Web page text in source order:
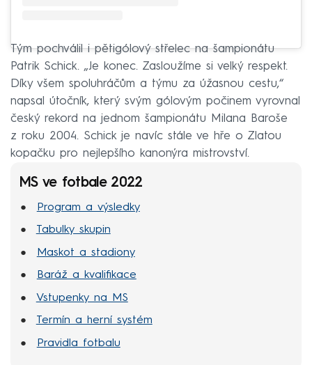
Tým pochválil i pětigólový střelec na šampionátu
Patrik Schick. „Je konec. Zasloužíme si velký respekt.
Díky všem spoluhráčům a týmu za úžasnou cestu,“
napsal útočník, který svým gólovým počinem vyrovnal
český rekord na jednom šampionátu Milana Baroše
z roku 2004. Schick je navíc stále ve hře o Zlatou
kopačku pro nejlepšího kanonýra mistrovství.
MS ve fotbale 2022
Program a výsledky
Tabulky skupin
Maskot a stadiony
Baráž a kvalifikace
Vstupenky na MS
Termín a herní systém
Pravidla fotbalu